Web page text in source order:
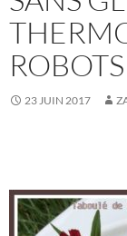
ROBOTS
23 JUIN 2017